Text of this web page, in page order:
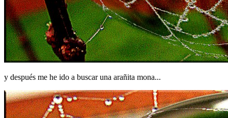
y después me he ido a buscar una arañita mona...